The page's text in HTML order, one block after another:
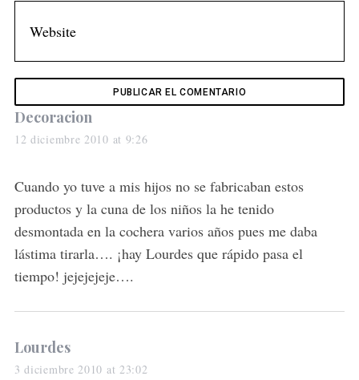
s
a
s
:
Decoracion
12 diciembre 2010 at 9:26
Cuando yo tuve a mis hijos no se fabricaban estos
productos y la cuna de los niños la he tenido
desmontada en la cochera varios años pues me daba
lástima tirarla…. ¡hay Lourdes que rápido pasa el
tiempo! jejejejeje….
s
a
Lourdes
3 diciembre 2010 at 23:02